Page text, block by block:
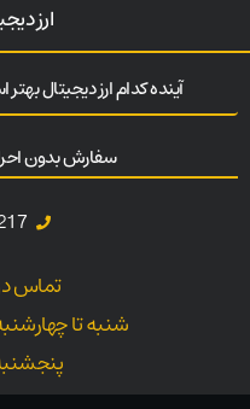
ارز‌
آینده کدام ارز دیجیتال
سفارش بدون
تماس
شنبه تا چهارشنبه از
پنجشنبه (17 -